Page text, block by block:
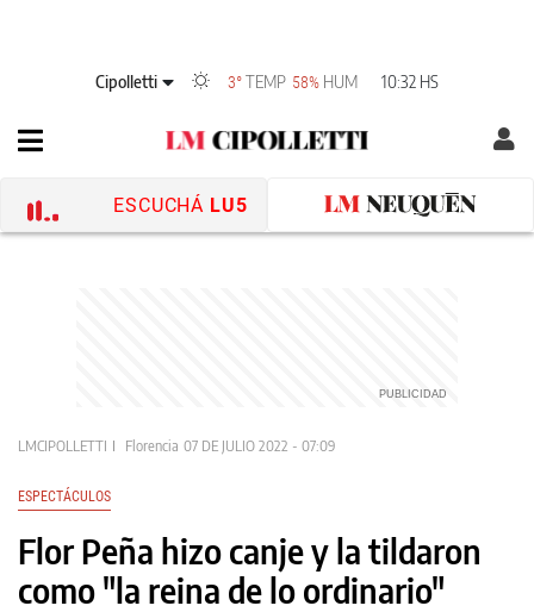
Cipolletti 3°TEMP 58% HUM 10:32 HS
ESCUCHÁ LU5
LMCIPOLLETTI Florencia 07 DE JULIO 2022 - 07:09
ESPECTÁCULOS
Flor Peña hizo canje y la tildaron
como "la reina de lo ordinario"